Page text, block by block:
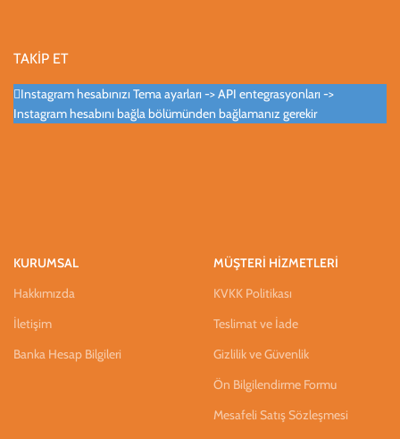
TAKİP ET
Instagram hesabınızı Tema ayarları -> API entegrasyonları ->
Instagram hesabını bağla bölümünden bağlamanız gerekir
KURUMSAL
Hakkımızda
İletişim
Banka Hesap Bilgileri
MÜŞTERİ HİZMETLERİ
KVKK Politikası
Teslimat ve İade
Gizlilik ve Güvenlik
Ön Bilgilendirme Formu
Mesafeli Satış Sözleşmesi